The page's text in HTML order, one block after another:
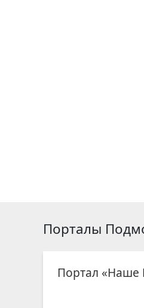
Порталы
Портал «Наше